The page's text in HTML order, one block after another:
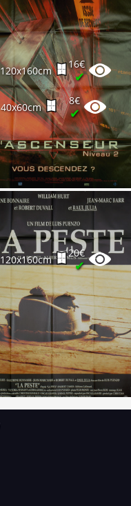
120x160cm
16€
✔
40x60cm
8€
✔
120x160cm
20€
✔